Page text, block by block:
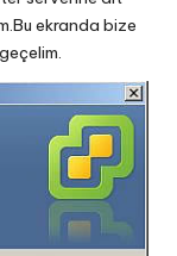
ekranda bize